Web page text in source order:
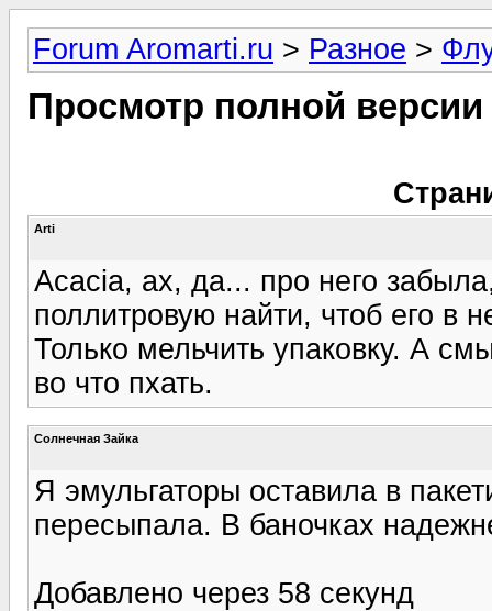
Forum Aromarti.ru > Разное >
Просмотр полной
Arti
Acacia, ах, да... про него
поллитровую найти, чтоб его в
Только мельчить упаковку. А
во что пхать.
Солнечная Зайка
Я эмульгаторы оставила в
пересыпала. В баночках
Добавлено через 58 секунд